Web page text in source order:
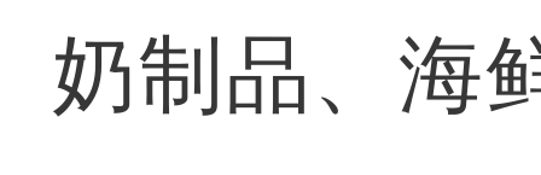
奶制品、海